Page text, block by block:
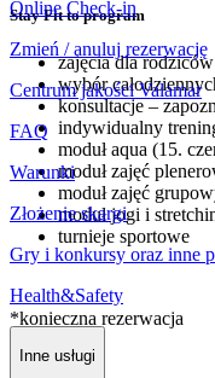
Stay Fit to program
zajęcia dla rodziców
wybór
konsultacje –
indywidualny
moduł aqua (15.
moduł zajęć
moduł zajęć
moduł jogi i
turnieje sportowe
*konieczna rezerwacja
Online Check-in
Zmień / anuluj rezerwację
Centrum jakości Valamar
FAQ
Warunki
Złożenie skargi
Gry i konkursy oraz inne
Health&Safety
Inne usługi